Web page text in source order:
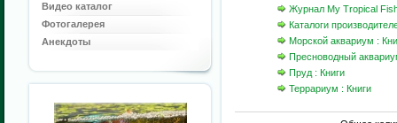
Видео каталог
Фотогалерея
Анекдоты
Журнал My Tropical
Каталоги
Морской аквариум :
Пресноводный
Пруд : Книги
Террариум : Книги